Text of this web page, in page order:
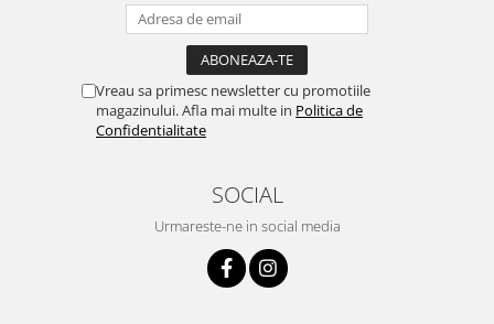
Vreau sa primesc newsletter cu promotiile
magazinului. Afla mai multe in Politica de
Confidentialitate
SOCIAL
Urmareste-ne in social media